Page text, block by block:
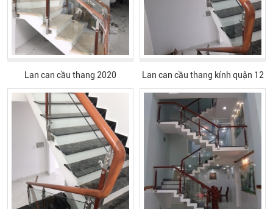
Lan can cầu thang 2020 Lan can cầu thang kính quận 12